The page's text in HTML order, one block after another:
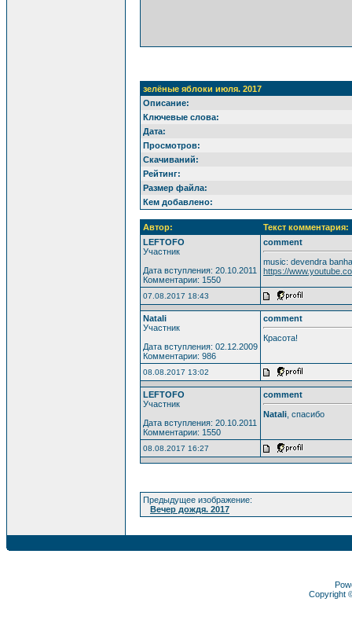
зелёные яблоки июля. 2017
Описание:
Ключевые слова:
Дата:
Просмотров:
Скачиваний:
Рейтинг:
Размер файла:
Кем добавлено:
Автор:
Текст комментария:
LEFTOFO
Участник
Дата вступления: 20.10.2011
Комментарии: 1550
comment
music: devendra
https://
07.08.2017 18:43
Natali
Участник
Дата вступления: 02.12.2009
Комментарии: 986
comment
Красота!
08.08.2017 13:02
LEFTOFO
Участник
Дата вступления: 20.10.2011
Комментарии: 1550
comment
Natali , спасибо
08.08.2017 16:27
Предыдущее изображение:
Вечер дождя. 2017
Copyright